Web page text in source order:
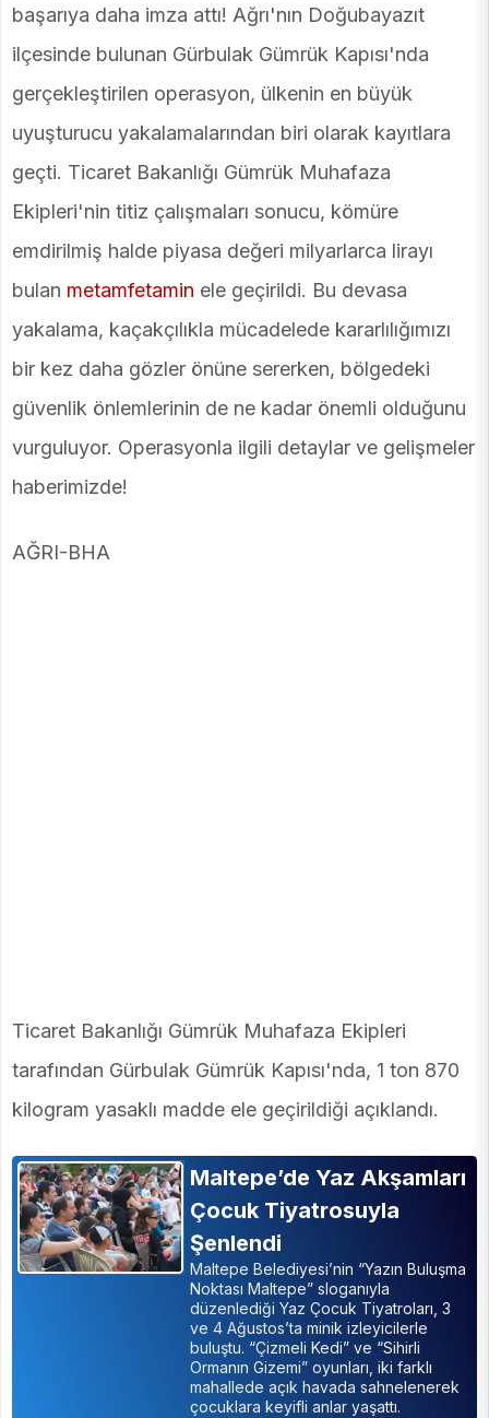
başarıya daha imza attı! Ağrı'nın Doğubayazıt
ilçesinde bulunan Gürbulak Gümrük Kapısı'nda
gerçekleştirilen operasyon, ülkenin en büyük
uyuşturucu yakalamalarından biri olarak kayıtlara
geçti. Ticaret Bakanlığı Gümrük Muhafaza
Ekipleri'nin titiz çalışmaları sonucu, kömüre
emdirilmiş halde piyasa değeri milyarlarca lirayı
bulan metamfetamin ele geçirildi. Bu devasa
yakalama, kaçakçılıkla mücadelede kararlılığımızı
bir kez daha gözler önüne sererken, bölgedeki
güvenlik önlemlerinin de ne kadar önemli olduğunu
vurguluyor. Operasyonla ilgili detaylar ve gelişmeler
haberimizde!
AĞRI-BHA
Ticaret Bakanlığı Gümrük Muhafaza Ekipleri
tarafından Gürbulak Gümrük Kapısı'nda, 1 ton 870
kilogram yasaklı madde ele geçirildiği açıklandı.
Maltepe’de Yaz Akşamları
Çocuk Tiyatrosuyla
Şenlendi
Maltepe Belediyesi’nin “Yazın Buluşma
Noktası Maltepe” sloganıyla
düzenlediği Yaz Çocuk Tiyatroları, 3
ve 4 Ağustos’ta minik izleyicilerle
buluştu. “Çizmeli Kedi” ve “Sihirli
Ormanın Gizemi” oyunları, iki farklı
mahallede açık havada sahnelenerek
çocuklara keyifli anlar yaşattı.